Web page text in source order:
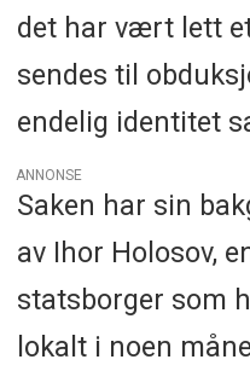
det har vært lett
sendes til
endelig identitet
ANNONSE
Saken har sin
av Ihor Holosov,
statsborger som
lokalt i noen